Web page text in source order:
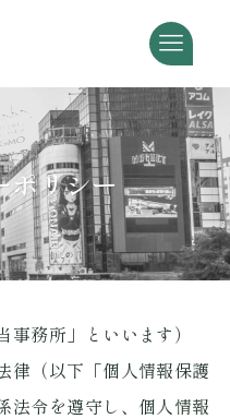
ポリシー
務所」といいます）
律（以下「個人情報保護
法令を遵守し、個人情報